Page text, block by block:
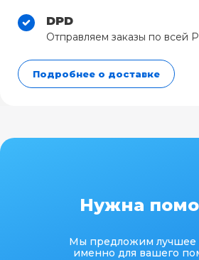
DPD
Отправляем заказы по всей
Подробнее о доставке
Нужна
Мы предложим
именно для вашего